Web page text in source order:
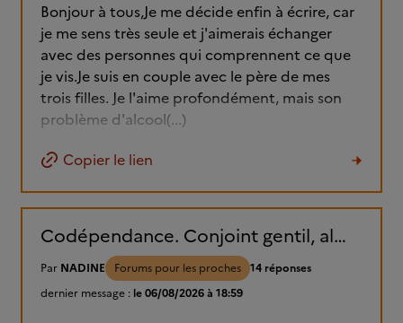
Bonjour à tous,Je me décide enfin à écrire, car
je me sens très seule et j'aimerais échanger
avec des personnes qui comprennent ce que
je vis.Je suis en couple avec le père de mes
trois filles. Je l'aime profondément, mais son
problème d'alcool(...)
Copier le lien
Codépendance. Conjoint gentil, alcoolique, parce que bipolaire....
Par NADINE Forums pour les proches 14 réponses
dernier message : le 06/08/2026 à 18:59